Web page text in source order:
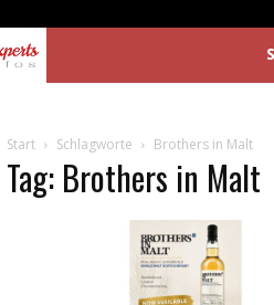
Start Schlagworte Brothers in Malt
Tag: Brothers in Malt